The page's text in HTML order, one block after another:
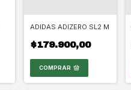
ADIDAS ADIZERO SL2 M
$179.900,00
COMPRAR